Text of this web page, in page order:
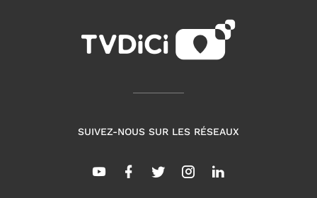
SUIVEZ-NOUS SUR LES RÉSEAUX